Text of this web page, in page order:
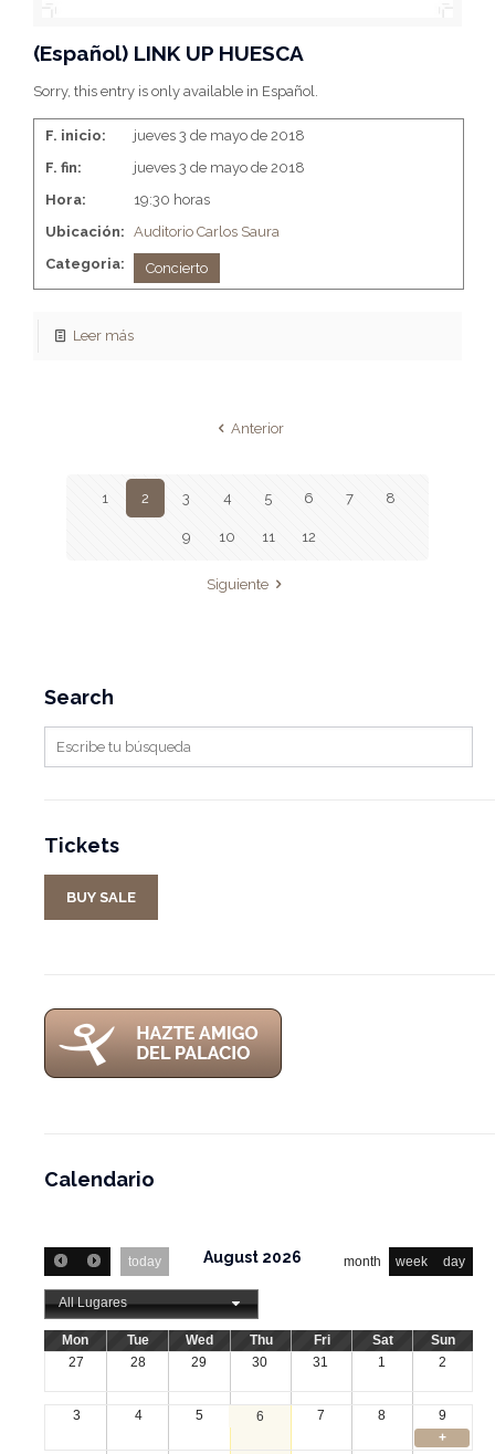
(Español) LINK UP HUESCA
Sorry, this entry is only available in Español.
F. inicio:
jueves 3 de mayo de 2018
F. fin:
jueves 3 de mayo de 2018
Hora:
19:30 horas
Ubicación: Auditorio Carlos Saura
Categoria:
Concierto
Leer más
Anterior
1 2 3 4 5 6 7 8
9 10 11 12
Siguiente
Search
Tickets
BUY SALE
Calendario
today month week day
August 2026
All Lugares
Mon Tue Wed Thu Fri Sat
Sun
27
28 29 30 31 1 2
3 4 5 6 7 8
9
+